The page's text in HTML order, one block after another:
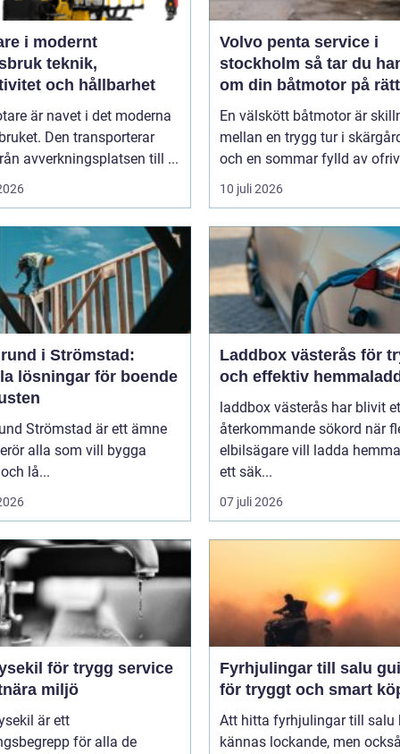
i modernt
teknik,
och hållbarhet
är navet i det moderna
Den transporterar
avverkningsplatsen till ...
Volvo penta service i
stockholm så tar du hand
om din båtmotor på
En välskött båtmotor är
mellan en trygg tur i
och en sommar fylld av
10 juli 2026
i Strömstad:
lösningar för boende
Strömstad är ett ämne
alla som vill bygga
lå...
Laddbox västerås för
och effektiv
laddbox västerås har blivit
återkommande sökord när
elbilsägare vill ladda
ett säk...
07 juli 2026
för trygg service
miljö
är ett
för alla de
Fyrhjulingar till salu guide
för tryggt och smart
Att hitta fyrhjulingar till salu
kännas lockande, men